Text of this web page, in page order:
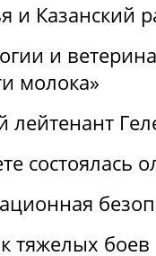
и Казанский
и
молока»
состоялась
тяжелых